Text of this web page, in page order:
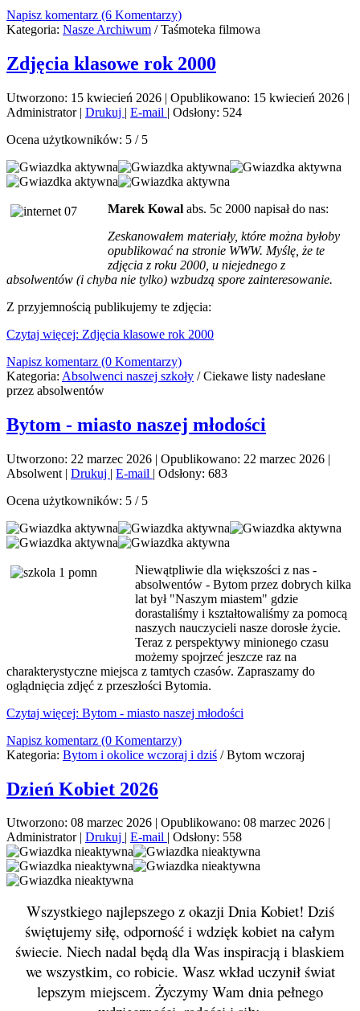
Napisz komentarz (6 Komentarzy)
Kategoria: Nasze Archiwum /Taśmoteka filmowa
Zdjęcia klasowe rok 2000
Utworzono: 15 kwiecień 2026 | Opublikowano: 15 kwiecień 2026 |
Administrator| Drukuj | E-mail | Odsłony: 524
Ocena użytkowników: 5 / 5
Marek Kowal abs. 5c 2000 napisał do nas:
Zeskanowałem materiały, które można byłoby
opublikować na stronie WWW. Myślę, że te
zdjęcia z roku 2000, u niejednego z
absolwentów (i chyba nie tylko) wzbudzą spore zainteresowanie.
Z przyjemnością publikujemy te zdjęcia:
Czytaj więcej: Zdjęcia klasowe rok 2000
Napisz komentarz (0 Komentarzy)
Kategoria: Absolwenci naszej szkoły /Ciekawe listy nadesłane
przez absolwentów
Bytom - miasto naszej młodości
Utworzono: 22 marzec 2026 | Opublikowano: 22 marzec 2026 |
Absolwent | Drukuj | E-mail | Odsłony: 683
Ocena użytkowników: 5 / 5
Niewątpliwie dla większości z nas -
absolwentów - Bytom przez dobrych kilka
lat był "Naszym miastem" gdzie
dorastaliśmy i kształtowaliśmy za pomocą
naszych nauczycieli nasze dorosłe życie.
Teraz z perspektywy minionego czasu
możemy spojrzeć jeszcze raz na
charakterystyczne miejsca z tamtych czasów. Zapraszamy do
oglądnięcia zdjęć z przeszłości Bytomia.
Czytaj więcej: Bytom - miasto naszej młodości
Napisz komentarz (0 Komentarzy)
Kategoria: Bytom i okolice wczoraj i dziś /Bytom wczoraj
Dzień Kobiet 2026
Utworzono: 08 marzec 2026 | Opublikowano: 08 marzec 2026 |
Administrator| Drukuj | E-mail | Odsłony: 558
Wszystkiego najlepszego z okazji Dnia Kobiet! Dziś
świętujemy siłę, odporność i wdzięk kobiet na całym
świecie. Niech nadal będą dla Was inspiracją i blaskiem
we wszystkim, co robicie. Wasz wkład uczynił świat
lepszym miejscem. Życzymy Wam dnia pełnego